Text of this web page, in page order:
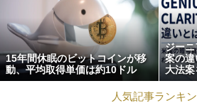
15年間休眠のビットコインが移
動、平均取得単価は約10ドル
ジー
案の
大法
人気記事ランキ